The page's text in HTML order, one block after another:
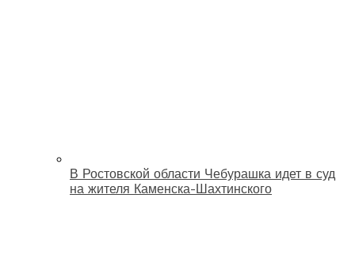
В Ростовской области Чебурашка идет в суд
на жителя Каменска-Шахтинского